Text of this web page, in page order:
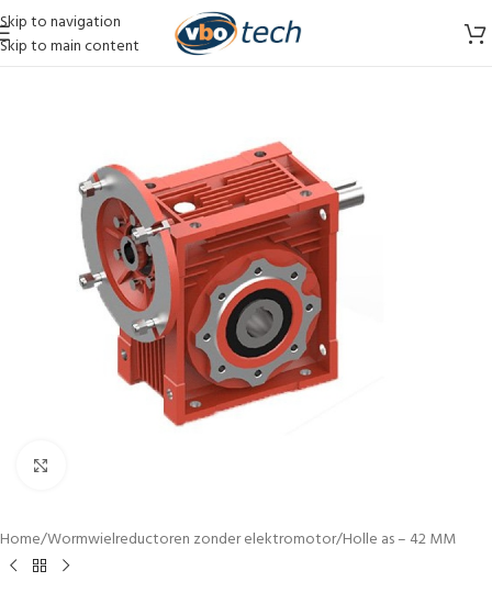
Skip to navigation
Skip to main content
Home/Wormwielreductoren zonder elektromotor/Holle as – 42 MM